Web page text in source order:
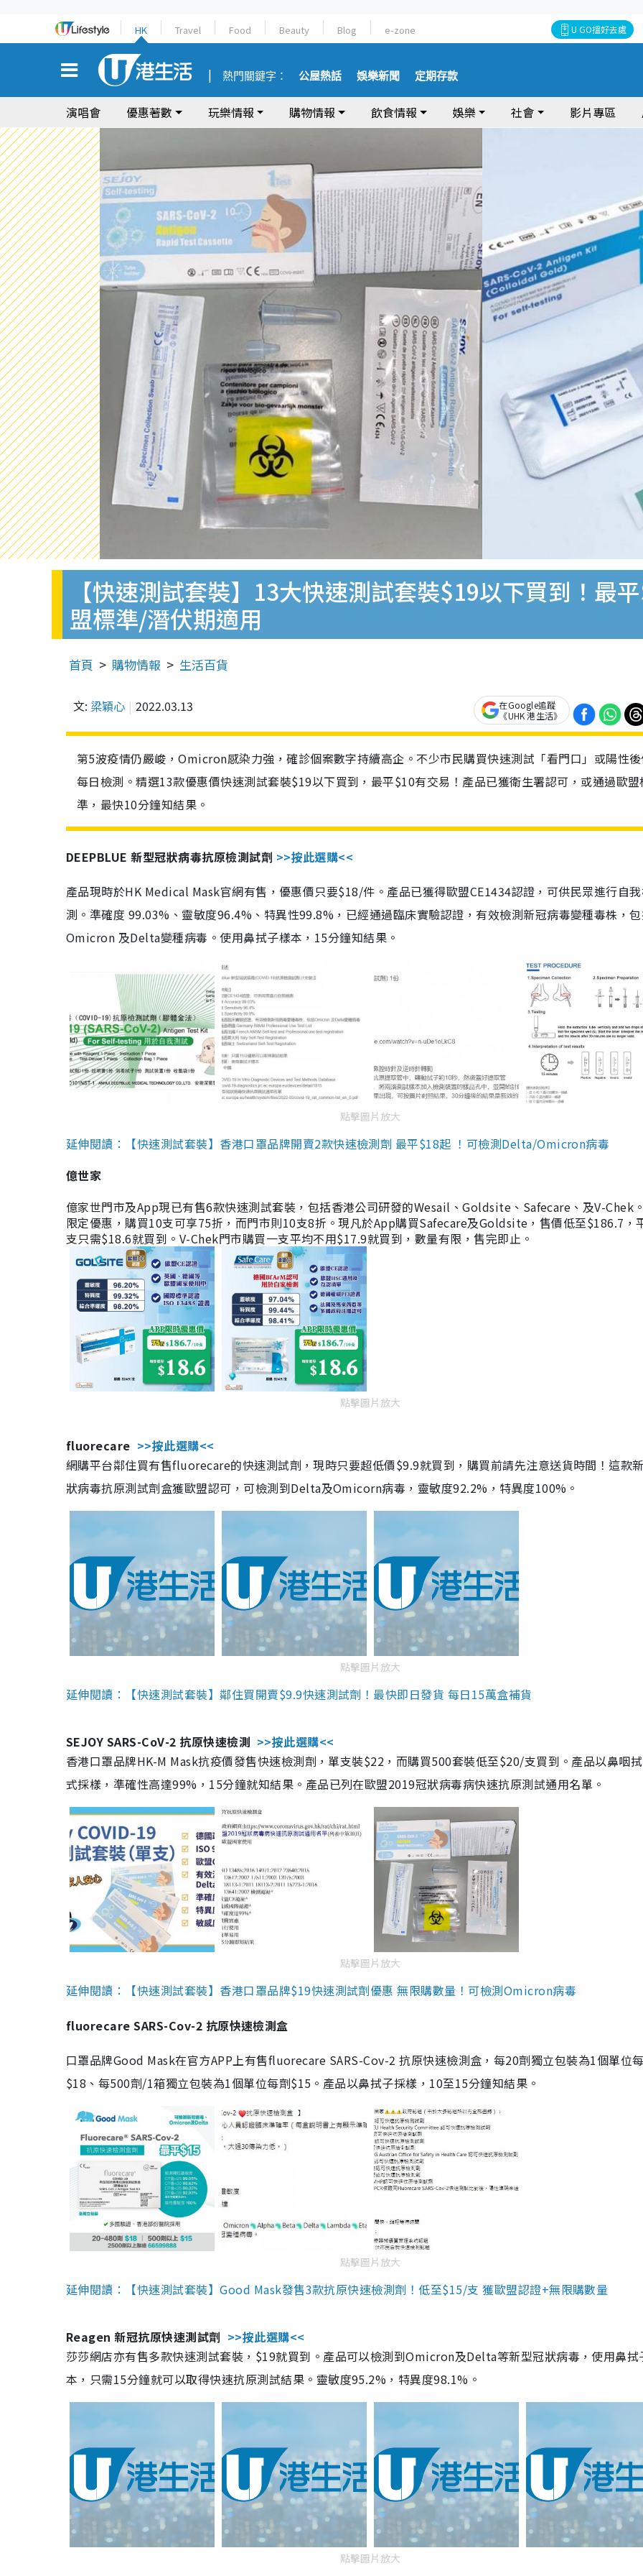
HK Travel Food Beauty Blog e-zone U GO搵好去處
熱門關鍵字： 公屋熱話 娛樂新聞 定期存款
演唱會 優惠著數 玩樂情報 購物情報 飲食情報 娛樂 社會 影片專區
【快速測試套裝】13大快速測試套裝$19以下買到！最
盟標準/潛伏期適用
首頁 購物情報 生活百貨
文: 梁穎心 2022.03.13
在Google追蹤
《UHK 港生活》
第5波疫情仍嚴峻，Omicron感染力強，確診個案數字持續高企。不少市民購買快速測試「看門口」或陽性
每日檢測。精選13款優惠價快速測試套裝$19以下買到，最平$10有交易！產品已獲衛生署認可，或通過歐盟
準，最快10分鐘知結果。
DEEPBLUE 新型冠狀病毒抗原檢測試劑 >>按此選購<<
產品現時於HK Medical Mask官網有售，優惠價只要$18/件。產品已獲得歐盟CE1434認證，可供民眾進行自
測。準確度 99.03%、靈敏度96.4%、特異性99.8%，已經通過臨床實驗認證，有效檢測新冠病毒變種毒株，
Omicron 及Delta變種病毒。使用鼻拭子樣本，15分鐘知結果。
點擊圖片放大
延伸閱讀：【快速測試套裝】香港口罩品牌開賣2款快速檢測劑 最平$18起 ！可檢測Delta/Omicron病毒
億世家
億家世門市及App現已有售6款快速測試套裝，包括香港公司研發的Wesail、Goldsite、Safecare、及V-Chek
限定優惠，購買10支可享75折，而門市則10支8折。現凡於App購買Safecare及Goldsite，售價低至$186.7，
支只需$18.6就買到。V-Chek門市購買一支平均不用$17.9就買到，數量有限，售完即止。
點擊圖片放大
fluorecare >>按此選購<<
網購平台鄰住買有售fluorecare的快速測試劑，現時只要超低價$9.9就買到，購買前請先注意送貨時間！這款
狀病毒抗原測試劑盒獲歐盟認可，可檢測到Delta及Omicorn病毒，靈敏度92.2%，特異度100%。
點擊圖片放大
延伸閱讀：【快速測試套裝】鄰住買開賣$9.9快速測試劑！最快即日發貨 每日15萬盒補貨
SEJOY SARS-CoV-2 抗原快速檢測 >>按此選購<<
香港口罩品牌HK-M Mask抗疫價發售快速檢測劑，單支裝$22，而購買500套裝低至$20/支買到。產品以鼻咽
式採樣，準確性高達99%，15分鐘就知結果。產品已列在歐盟2019冠狀病毒病快速抗原測試通用名單。
點擊圖片放大
延伸閱讀：【快速測試套裝】香港口罩品牌$19快速測試劑優惠 無限購數量！可檢測Omicron病毒
fluorecare SARS-Cov-2 抗原快速檢測盒
口罩品牌Good Mask在官方APP上有售fluorecare SARS-Cov-2 抗原快速檢測盒，每20劑獨立包裝為1個單位
$18、每500劑/1箱獨立包裝為1個單位每劑$15。產品以鼻拭子採樣，10至15分鐘知結果。
點擊圖片放大
延伸閱讀：【快速測試套裝】Good Mask發售3款抗原快速檢測劑！低至$15/支 獲歐盟認證+無限購數量
Reagen 新冠抗原快速測試劑 >>按此選購<<
莎莎網店亦有售多款快速測試套裝，$19就買到。產品可以檢測到Omicron及Delta等新型冠狀病毒，使用鼻拭
本，只需15分鐘就可以取得快速抗原測試結果。靈敏度95.2%，特異度98.1%。
點擊圖片放大